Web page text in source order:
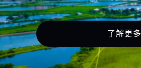
了解更多